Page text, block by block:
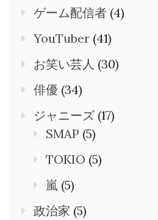
ゲーム配信者 (4)
YouTuber (41)
お笑い芸人 (30)
俳優 (34)
ジャニーズ (17)
SMAP (5)
TOKIO (5)
嵐 (5)
政治家 (5)